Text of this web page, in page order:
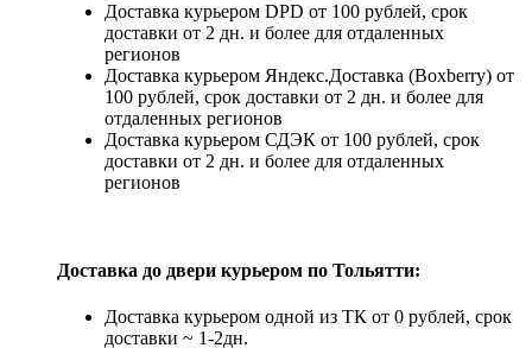
Доставка курьером DPD от 100 рублей, срок
доставки от 2 дн. и более для отдаленных
регионов
Доставка курьером Яндекс.Доставка (Boxberry) от
100 рублей, срок доставки от 2 дн. и более для
отдаленных регионов
Доставка курьером СДЭК от 100 рублей, срок
доставки от 2 дн. и более для отдаленных
регионов
Доставка до двери курьером по Тольятти:
Доставка курьером одной из ТК от 0 рублей, срок
доставки ~ 1-2дн.